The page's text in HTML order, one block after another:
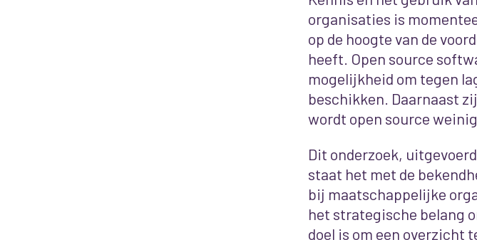
organisaties is
op de hoogte van de
heeft. Open source
mogelijkheid om tegen
beschikken. Daarnaast
wordt open source
Dit onderzoek,
staat het met de
bij maatschappelijke
het strategische belang
doel is om een overzicht